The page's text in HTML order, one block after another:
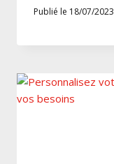
Publié le 18/07/2023